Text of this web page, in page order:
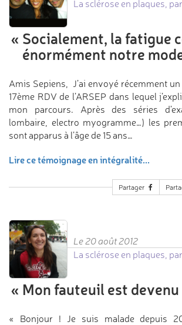
La sclérose en plaques,
« Socialement, la fatigue
énormément notre
Amis Sepiens, J’ai envoyé récemment
17ème RDV de l’ARSEP dans lequel
mon parcours. Après des séries
lombaire, electro myogramme…) les
sont apparus à l’âge de 15 ans…
Lire ce témoignage en intégralité...
Partager
Le 20 août 2012
La sclérose en plaques,
« Mon fauteuil est devenu
« Bonjour ! Je suis malade depuis